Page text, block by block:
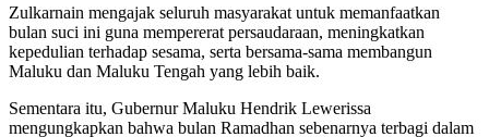
Zulkarnain mengajak seluruh masyarakat untuk memanfaatkan
bulan suci ini guna mempererat persaudaraan, meningkatkan
kepedulian terhadap sesama, serta bersama-sama membangun
Maluku dan Maluku Tengah yang lebih baik.
Sementara itu, Gubernur Maluku Hendrik Lewerissa
mengungkapkan bahwa bulan Ramadhan sebenarnya terbagi dalam